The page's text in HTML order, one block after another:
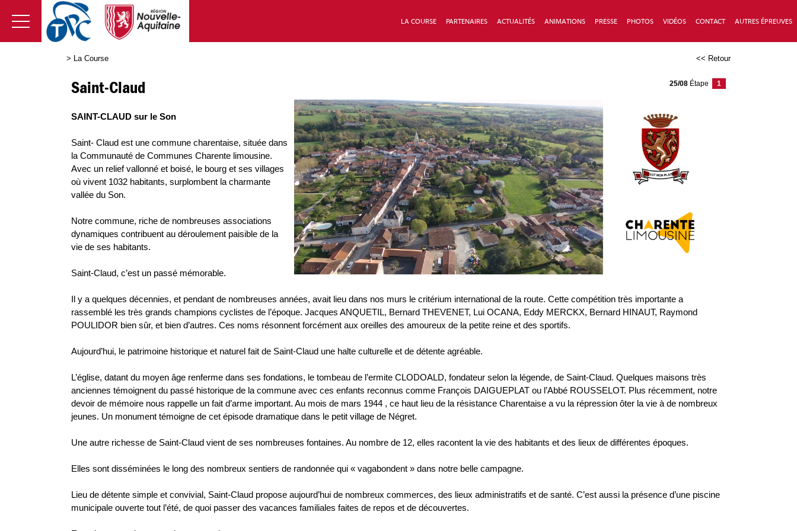
LA COURSE PARTENAIRES ACTUALITÉS ANIMATIONS PRESSE PHOTOS VIDÉOS CONTACT AUTRES ÉPREUVES
> La Course << Retour
25/08 Étape 1
Saint-Claud
SAINT-CLAUD sur le Son
Saint- Claud est une commune charentaise, située dans
la Communauté de Communes Charente limousine.
Avec un relief vallonné et boisé, le bourg et ses villages
où vivent 1032 habitants, surplombent la charmante
vallée du Son.
Notre commune, riche de nombreuses associations
dynamiques contribuent au déroulement paisible de la
vie de ses habitants.
Saint-Claud, c’est un passé mémorable.
Il y a quelques décennies, et pendant de nombreuses années, avait lieu dans nos murs le critérium international de la route. Cette compétition très importante a
rassemblé les très grands champions cyclistes de l’époque. Jacques ANQUETIL, Bernard THEVENET, Lui OCANA, Eddy MERCKX, Bernard HINAUT, Raymond
POULIDOR bien sûr, et bien d’autres. Ces noms résonnent forcément aux oreilles des amoureux de la petite reine et des sportifs.
Aujourd’hui, le patrimoine historique et naturel fait de Saint-Claud une halte culturelle et de détente agréable.
L’église, datant du moyen âge renferme dans ses fondations, le tombeau de l’ermite CLODOALD, fondateur selon la légende, de Saint-Claud. Quelques maisons très
anciennes témoignent du passé historique de la commune avec ces enfants reconnus comme François DAIGUEPLAT ou l’Abbé ROUSSELOT. Plus récemment, notre
devoir de mémoire nous rappelle un fait d’arme important. Au mois de mars 1944 , ce haut lieu de la résistance Charentaise a vu la répression ôter la vie à de nombreux
jeunes. Un monument témoigne de cet épisode dramatique dans le petit village de Négret.
Une autre richesse de Saint-Claud vient de ses nombreuses fontaines. Au nombre de 12, elles racontent la vie des habitants et des lieux de différentes époques.
Elles sont disséminées le long des nombreux sentiers de randonnée qui « vagabondent » dans notre belle campagne.
Lieu de détente simple et convivial, Saint-Claud propose aujourd’hui de nombreux commerces, des lieux administratifs et de santé. C’est aussi la présence d’une piscine
municipale ouverte tout l’été, de quoi passer des vacances familiales faites de repos et de découvertes.